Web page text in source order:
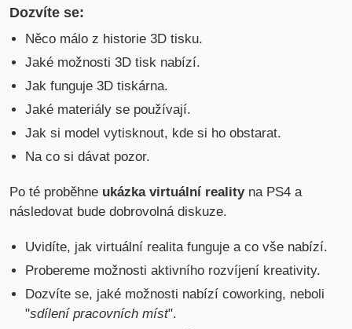
Dozvíte se:
Něco málo z historie 3D tisku.
Jaké možnosti 3D tisk nabízí.
Jak funguje 3D tiskárna.
Jaké materiály se používají.
Jak si model vytisknout, kde si ho obstarat.
Na co si dávat pozor.
Po té proběhne ukázka virtuální realityna PS4 a
následovat bude dobrovolná diskuze.
Uvidíte, jak virtuální realita funguje a co vše nabízí.
Probereme možnosti aktivního rozvíjení kreativity.
Dozvíte se, jaké možnosti nabízí coworking, neboli
"sdílení pracovních míst".